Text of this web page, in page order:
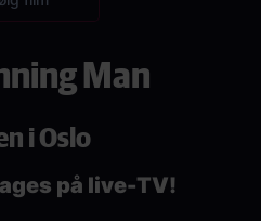
Man
i Oslo
på live-TV!